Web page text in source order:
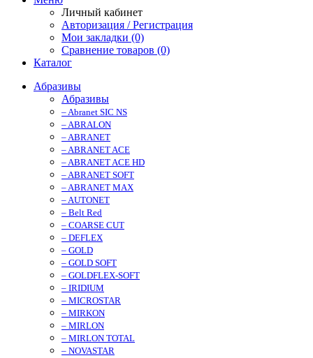
Личный кабинет
Авторизация / Регистрация
Мои закладки (0)
Сравнение товаров (0)
Каталог
Абразивы
Абразивы
– Abranet SIC NS
– ABRALON
– ABRANET
– ABRANET ACE
– ABRANET ACE HD
– ABRANET SOFT
– ABRANET MAX
– AUTONET
– Belt Red
– COARSE CUT
– DEFLEX
– GOLD
– GOLD SOFT
– GOLDFLEX-SOFT
– IRIDIUM
– MICROSTAR
– MIRKON
– MIRLON
– MIRLON TOTAL
– NOVASTAR